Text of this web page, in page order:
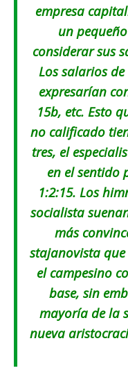
empresa
un
considerar sus
Los salarios
expresarían
15b, etc. Esto
no calificado
tres, el
en el sentido
1:2:15. Los
socialista
más
stajanovista
el campesino
base, sin
mayoría de la
nueva